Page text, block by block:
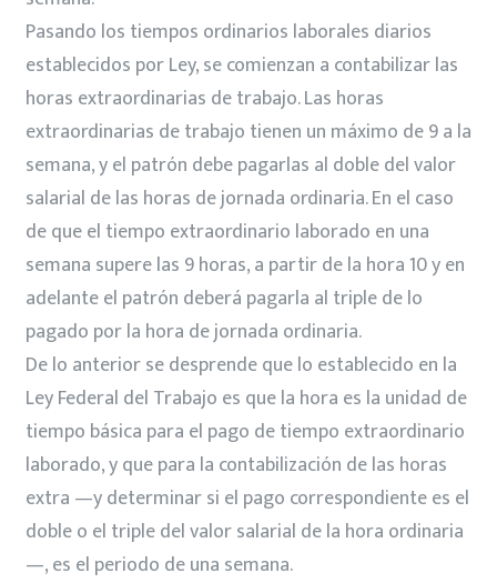
Pasando los tiempos ordinarios laborales diarios
establecidos por Ley, se comienzan a contabilizar las
horas extraordinarias de trabajo. Las horas
extraordinarias de trabajo tienen un máximo de 9 a la
semana, y el patrón debe pagarlas al doble del valor
salarial de las horas de jornada ordinaria. En el caso
de que el tiempo extraordinario laborado en una
semana supere las 9 horas, a partir de la hora 10 y en
adelante el patrón deberá pagarla al triple de lo
pagado por la hora de jornada ordinaria.
De lo anterior se desprende que lo establecido en la
Ley Federal del Trabajo es que la hora es la unidad de
tiempo básica para el pago de tiempo extraordinario
laborado, y que para la contabilización de las horas
extra —y determinar si el pago correspondiente es el
doble o el triple del valor salarial de la hora ordinaria
—, es el periodo de una semana.